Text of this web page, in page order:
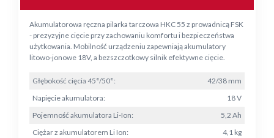
Akumulatorowa ręczna pilarka tarczowa HKC 55 z prowadnicą FSK
- prezyzyjne cięcie przy zachowaniu komfortu i bezpieczeństwa
użytkowania. Mobilność urządzeniu zapewniają akumulatory
litowo-jonowe 18V, a bezszczotkowy silnik efektywne cięcie.
Głębokość cięcia 45°/50°:
42/38 mm
Napięcie akumulatora:
18 V
Pojemność akumulatora Li-Ion:
5,2 Ah
Ciężar z akumulatorem Li Ion:
4,1 kg